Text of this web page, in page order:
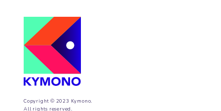
Copyright © 2023 Kymono.
All rights reserved.